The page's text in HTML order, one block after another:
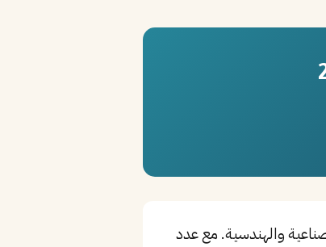
والهندسية. مع عدد